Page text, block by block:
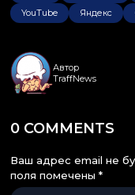
YouTube
Яндекс
Автор
TraffNews
0 COMMENTS
Ваш адрес email не
поля помечены *